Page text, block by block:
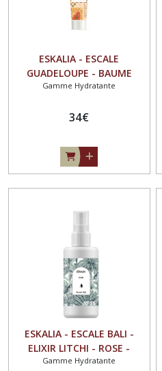
ESKALIA - ESCALE
GUADELOUPE - BAUME
ULTRA REPARATEUR VISAGE
TIARE - YLANG - VANILLE
Gamme Hydratante
34€
ESKALIA - ESCALE BALI -
ELIXIR LITCHI - ROSE -
FRAMBOISE - VANILLE 100ML
Gamme Hydratante